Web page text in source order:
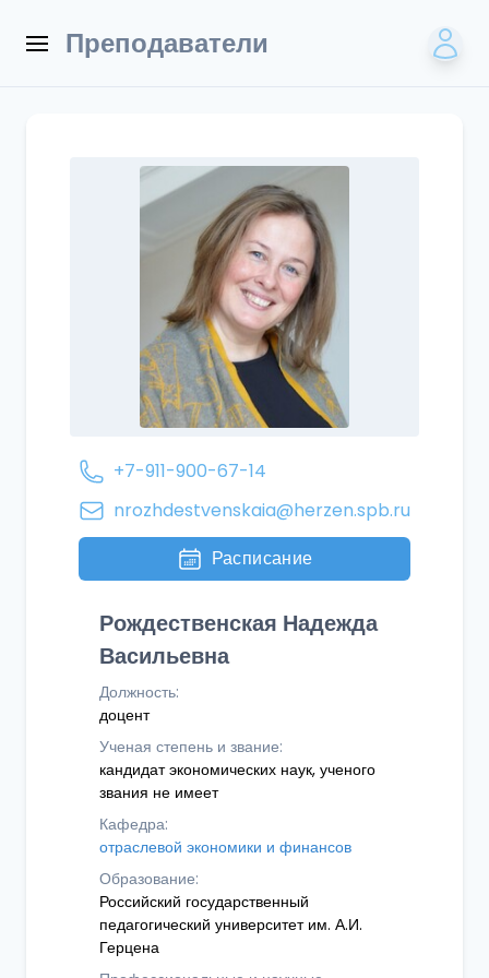
Преподаватели
+7-911-900-67-14
nrozhdestvenskaia@herzen.spb.ru
Расписание
Рождественская Надежда
Васильевна
Должность:
доцент
Ученая степень и звание:
кандидат экономических наук, ученого
звания не имеет
Кафедра:
отраслевой экономики и финансов
Образование:
Российский государственный
педагогический университет им. А.И.
Герцена